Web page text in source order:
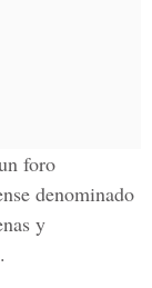
foro
denominado
y